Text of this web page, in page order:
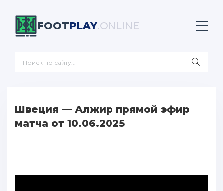
FOOTPLAY.ONLINE
Швеция — Алжир прямой эфир
матча от 10.06.2025